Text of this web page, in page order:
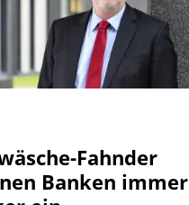
Fahnder
Banken immer